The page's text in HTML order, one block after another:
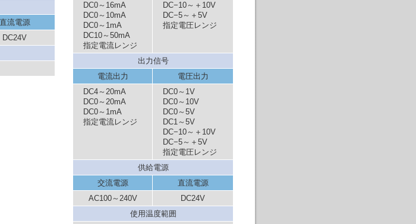
直流電源
DC24V
DC0～16mA
DC0～10mA
DC0～1mA
DC10～50mA
指定電流レンジ
DC−10～＋10V
DC−5～＋5V
指定電圧レンジ
出力信号
電流出力
電圧出力
DC4～20mA
DC0～20mA
DC0～1mA
指定電流レンジ
DC0～1V
DC0～10V
DC0～5V
DC1～5V
DC−10～＋10V
DC−5～＋5V
指定電圧レンジ
供給電源
交流電源
直流電源
AC100～240V
DC24V
使用温度範囲